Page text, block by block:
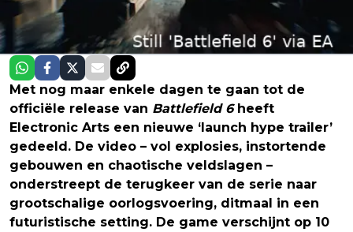
Met nog maar enkele dagen te gaan tot de
officiële release van Battlefield 6heeft
Electronic Arts een nieuwe ‘launch hype trailer’
gedeeld. De video – vol explosies, instortende
gebouwen en chaotische veldslagen –
onderstreept de terugkeer van de serie naar
grootschalige oorlogsvoering, ditmaal in een
futuristische setting. De game verschijnt op 10